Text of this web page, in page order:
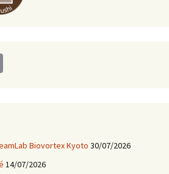
Biovortex Kyoto 30/07/2026
14/07/2026